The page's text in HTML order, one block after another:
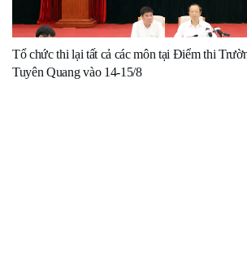
Tổ chức thi lại tất cả các môn tại Điểm thi
Tuyên Quang vào 14-15/8